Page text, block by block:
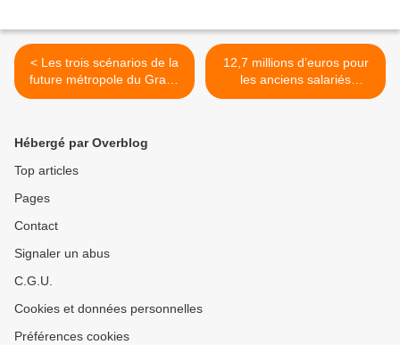
< Les trois scénarios de la
future métropole du Grand
Paris
12,7 millions d’euros pour
les anciens salariés
licenciés de PSA Aulnay-
Hébergé par Overblog
Top articles
Pages
Contact
Signaler un abus
C.G.U.
Cookies et données personnelles
Préférences cookies